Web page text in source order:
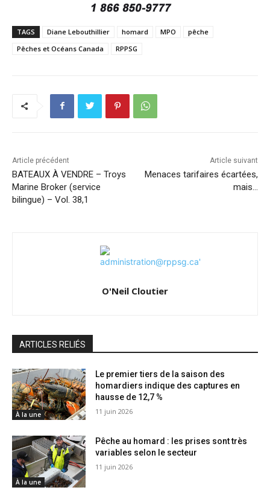
TAGS Diane Lebouthillier homard MPO
pêche
Pêches et Océans Canada
RPPSG
Article précédent
BATEAUX À VENDRE – Troys
Marine Broker (service
bilingue) – Vol. 38,1
Article suivant
Menaces tarifaires écartées,
mais…
O'Neil Cloutier
ARTICLES RELIÉS
À la une
Le premier tiers de la saison des
homardiers indique des captures en
hausse de 12,7 %
11 juin 2026
À la une
Pêche au homard : les prises sont très
variables selon le secteur
11 juin 2026